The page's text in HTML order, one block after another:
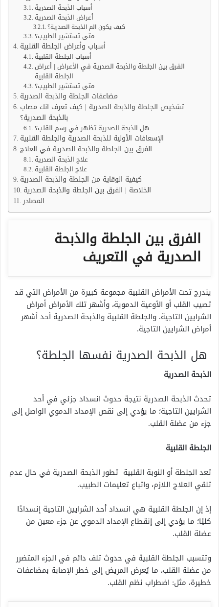
أسباب الذبحة الصدرية
كيف يكون الم الذبحة الصدرية؟
متى تستشير الطبيب؟
أسباب وأعراض الجلطة القلبية
الفرق بين الجلطة والذبحة الصدرية في الأعراض | أعراض
متى تستشير الطبيب؟
تشخيص الجلطة والذبحة الصدرية | كيف تعرف انك مصاب
الفرق بين الجلطة والذبحة الصدرية في العلاج
الفرق بين الجلطة والذبحة
الصدرية في التعريف
يندرج تحت الأمراض القلبية مجموعة كبيرة من الأمراض التي قد
تصيب القلب أو الأوعية الدموية، وأشهر تلك الأمراض أمراض
الشرايين التاجية. والجلطة القلبية والذبحة الصدرية أحد أشهر
أمراض الشرايين التاجية.
هل الذبحة الصدرية نفسها الجلطة؟
الذبحة الصدرية
تحدث الذبحة الصدرية نتيجة حدوث انسداد جزئي في أحد
الشرايين التاجية؛ ما يؤدي إلى نقص الإمداد الدموي الواصل إلى
جزء من عضلة القلب.
الجلطة القلبية
تعد الجلطة أو النوبة القلبية تطور الذبحة الصدرية في حال عدم
تلقي العلاج اللازم، واتباع تعليمات الطبيب.
إذ إن الجلطة القلبية هي انسداد أحد الشرايين التاجية إنسدادًا
كليًا؛ ما يؤدي إلى إنقطاع الإمداد الدموي عن جزء معين من
عضلة القلب.
وتتسبب الجلطة القلبية في حدوث تلف دائم في الجزء المتضرر
من عضلة القلب، ما يُعرض المريض إلى خطر الإصابة بمضاعفات
خطيرة، مثل: اضطراب نظم القلب.